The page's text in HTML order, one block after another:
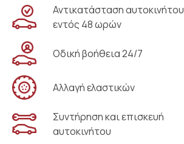
Αντικατάσταση αυτοκινήτου
εντός 48 ωρών
Οδική βοήθεια 24/7
Αλλαγή ελαστικών
Συντήρηση και επισκευή
αυτοκινήτου